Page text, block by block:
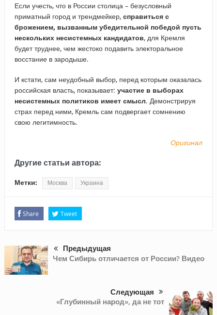
Если учесть, что в России столица – безусловный
приматный город и трендмейкер,справиться с
брожением, вызванным убедительной победой пусть
нескольких несистемных кандидатов, для Кремля
будет труднее, чем жестоко подавить электоральное
восстание в зародыше.
И кстати, сам неудобный выбор, перед которым оказалась
российская власть, показывает: участие в выборах
несистемных политиков имеет смысл. Демонстрируя
страх перед ними, Кремль сам подвергает сомнению
свою легитимность.
Оригинал
Другие статьи автора:
Метки: Москва Украина
Share Tweet
Предыдущая
Чем Сибирь отличается от России? Видео
Следующая
«Глубинный народ», да не тот